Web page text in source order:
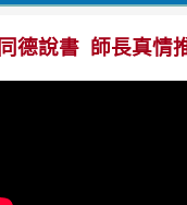
同德說書 師長真情